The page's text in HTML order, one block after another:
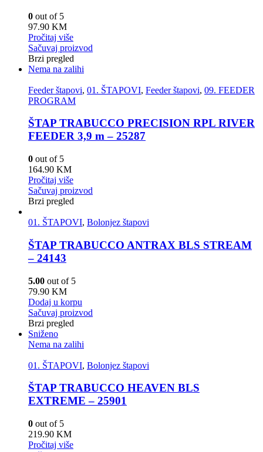
0 out of 5
97.90 KM
Pročitaj više
Sačuvaj proizvod
Brzi pregled
Nema na zalihi
Feeder štapovi, 01. ŠTAPOVI, Feeder štapovi, 09. FEEDER
PROGRAM
ŠTAP TRABUCCO PRECISION RPL RIVER
FEEDER 3,9 m – 25287
0 out of 5
164.90 KM
Pročitaj više
Sačuvaj proizvod
Brzi pregled
01. ŠTAPOVI, Bolonjez štapovi
ŠTAP TRABUCCO ANTRAX BLS STREAM
– 24143
5.00 out of 5
79.90 KM
Dodaj u korpu
Sačuvaj proizvod
Brzi pregled
Sniženo
Nema na zalihi
01. ŠTAPOVI, Bolonjez štapovi
ŠTAP TRABUCCO HEAVEN BLS
EXTREME – 25901
0 out of 5
219.90 KM
Pročitaj više